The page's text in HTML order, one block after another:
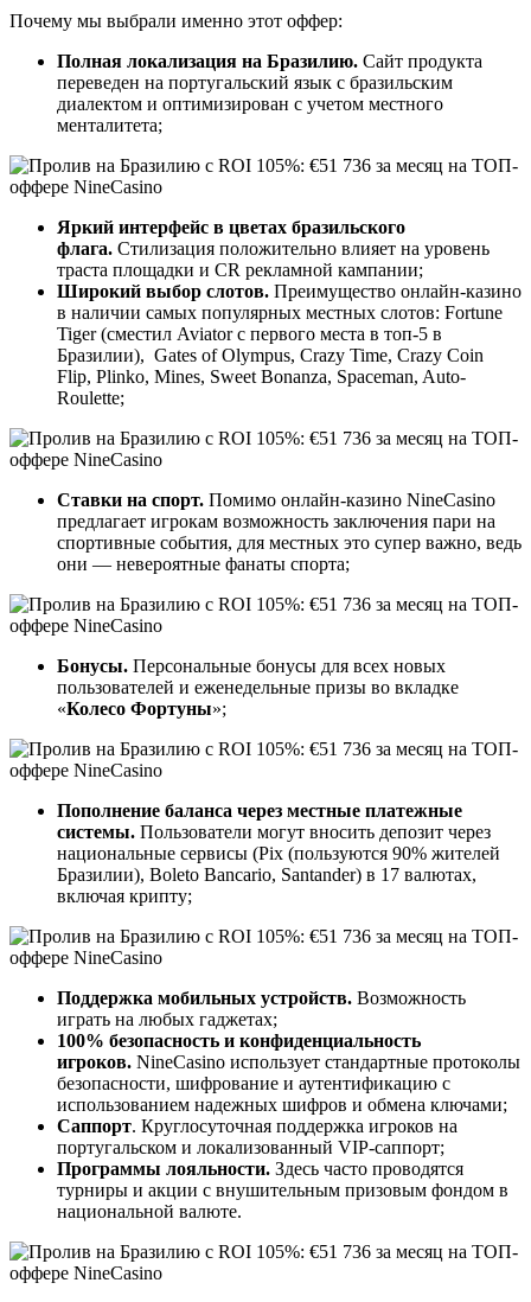
Почему мы выбрали именно этот оффер:
Полная локализация на Бразилию. Сайт продукта
переведен на португальский язык с бразильским
диалектом и оптимизирован с учетом местного
менталитета;
Яркий интерфейс в цветах бразильского
флага. Стилизация положительно влияет на уровень
траста площадки и CR рекламной кампании;
Широкий выбор слотов. Преимущество онлайн-казино
в наличии самых популярных местных слотов: Fortune
Tiger (сместил Aviator с первого места в топ-5 в
Бразилии), Gates of Olympus, Crazy Time, Crazy Coin
Flip, Plinko, Mines, Sweet Bonanza, Spaceman, Auto-
Roulette;
Ставки на спорт. Помимо онлайн-казино NineCasino
предлагает игрокам возможность заключения пари на
спортивные события, для местных это супер важно, ведь
они — невероятные фанаты спорта;
Бонусы. Персональные бонусы для всех новых
пользователей и еженедельные призы во вкладке
«Колесо Фортуны»;
Пополнение баланса через местные платежные
системы. Пользователи могут вносить депозит через
национальные сервисы (Pix (пользуются 90% жителей
Бразилии), Boleto Bancario, Santander) в 17 валютах,
включая крипту;
Поддержка мобильных устройств. Возможность
играть на любых гаджетах;
100% безопасность и конфиденциальность
игроков. NineCasino использует стандартные протоколы
безопасности, шифрование и аутентификацию с
использованием надежных шифров и обмена ключами;
Саппорт. Круглосуточная поддержка игроков на
португальском и локализованный VIP-саппорт;
Программы лояльности. Здесь часто проводятся
турниры и акции с внушительным призовым фондом в
национальной валюте.